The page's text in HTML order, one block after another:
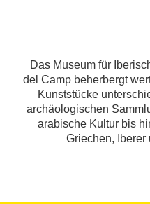
Das Museum für
del Camp beherbergt
Kunststücke
archäologischen
arabische Kultur bis
Griechen, Iberer